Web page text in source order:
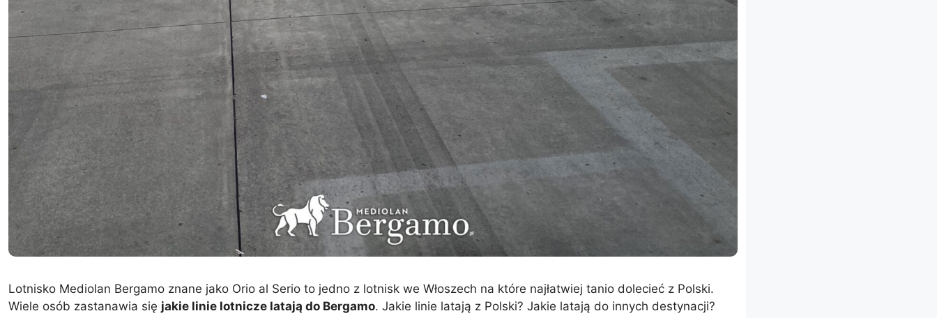
Lotnisko Mediolan Bergamo znane jako Orio al Serio to jedno z lotnisk we Włoszech na które najłatwiej tanio dolecieć z Polski.
Wiele osób zastanawia się jakie linie lotnicze latają do Bergamo. Jakie linie latają z Polski? Jakie latają do innych destynacji?